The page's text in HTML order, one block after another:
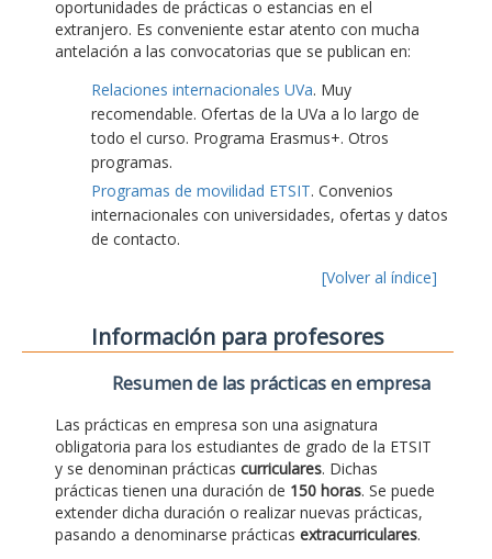
oportunidades de prácticas o estancias en el
extranjero. Es conveniente estar atento con mucha
antelación a las convocatorias que se publican en:
Relaciones internacionales UVa. Muy
recomendable. Ofertas de la UVa a lo largo de
todo el curso. Programa Erasmus+. Otros
programas.
Programas de movilidad ETSIT. Convenios
internacionales con universidades, ofertas y datos
de contacto.
[Volver al índice]
Información para profesores
Resumen de las prácticas en empresa
Las prácticas en empresa son una asignatura
obligatoria para los estudiantes de grado de la ETSIT
y se denominan prácticas curriculares. Dichas
prácticas tienen una duración de 150 horas. Se puede
extender dicha duración o realizar nuevas prácticas,
pasando a denominarse prácticas extracurriculares.